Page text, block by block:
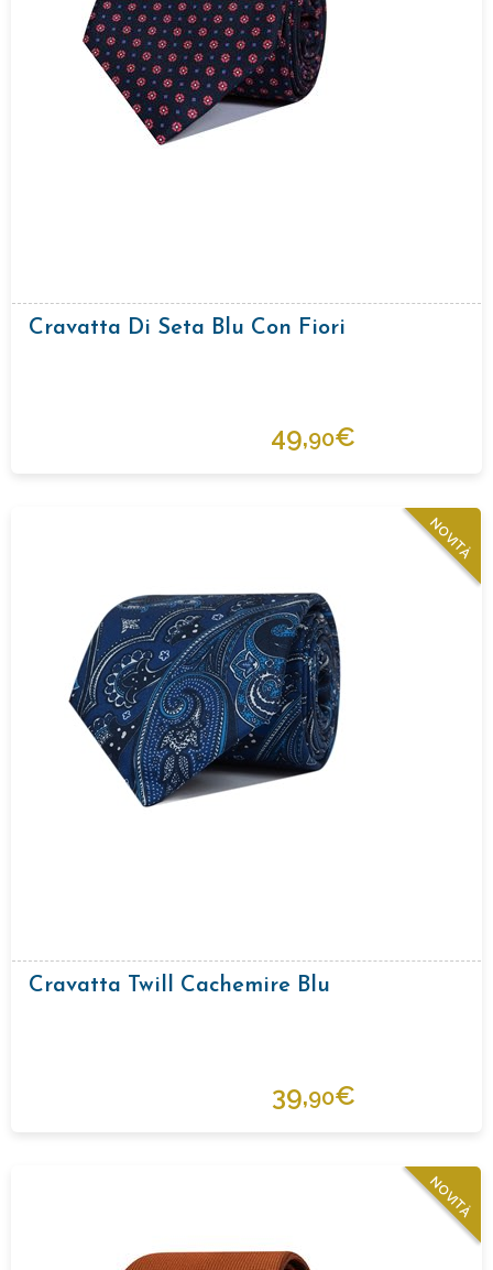
Cravatta Di Seta Blu Con Fiori
49,90€
NOVITÀ
Cravatta Twill Cachemire Blu
39,90€
NOVITÀ